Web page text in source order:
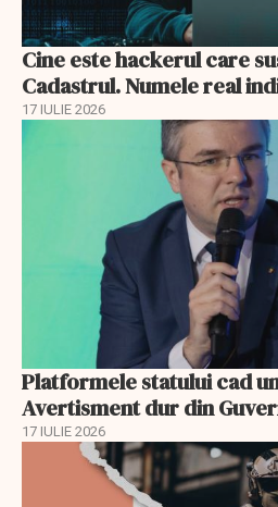
Cine este hackerul care
Cadastrul. Numele real
17 IULIE 2026
Platformele statului cad
Avertisment dur din
17 IULIE 2026